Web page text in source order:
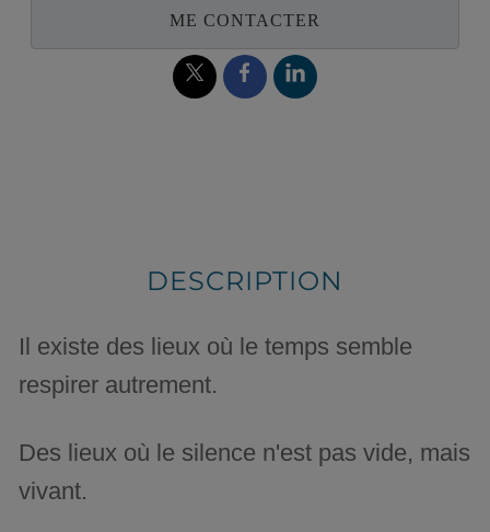
ME CONTACTER
DESCRIPTION
Il existe des lieux où le temps semble
respirer autrement.
Des lieux où le silence n'est pas vide, mais
vivant.